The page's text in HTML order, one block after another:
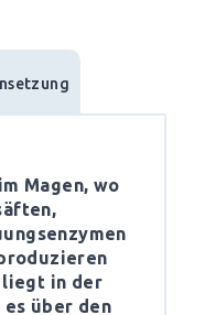
Magen, wo
liegt in der
es über den